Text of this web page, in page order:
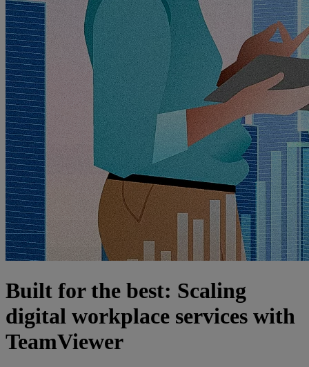
Built for the best: Scaling
digital workplace services with
TeamViewer